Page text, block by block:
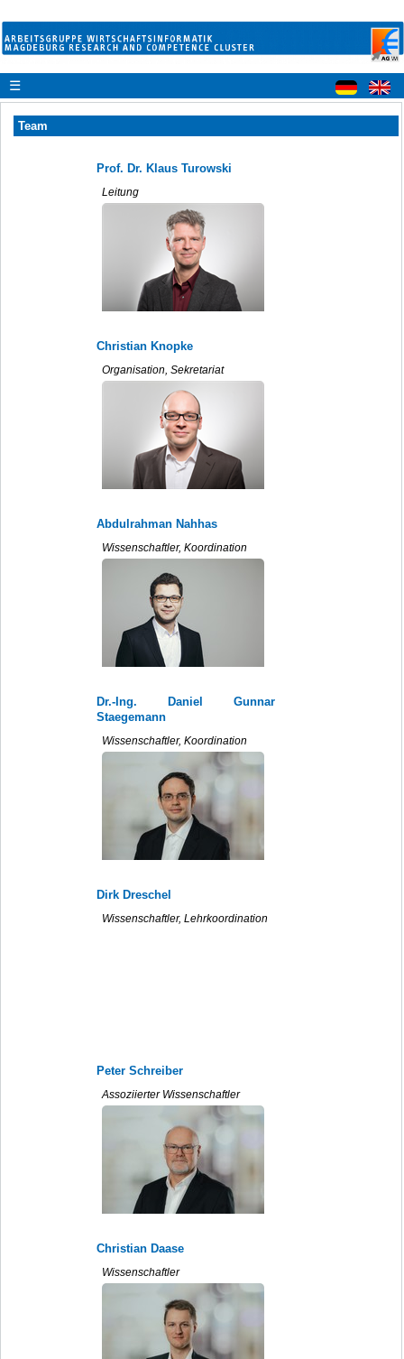
☰
Team
Prof. Dr. Klaus Turowski
Leitung
Christian Knopke
Organisation, Sekretariat
Abdulrahman Nahhas
Wissenschaftler, Koordination
Dr.-Ing. Daniel Gunnar
Staegemann
Wissenschaftler, Koordination
Dirk Dreschel
Wissenschaftler, Lehrkoordination
Peter Schreiber
Assoziierter Wissenschaftler
Christian Daase
Wissenschaftler